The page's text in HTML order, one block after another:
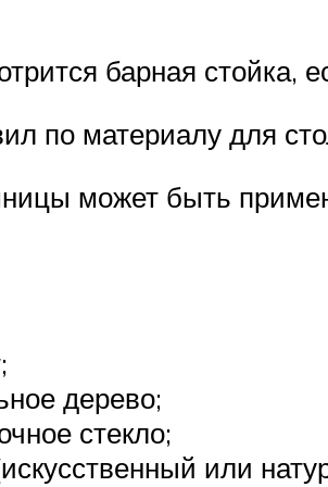
барная стойка,
по материалу для
может быть
дерево;
стекло;
или